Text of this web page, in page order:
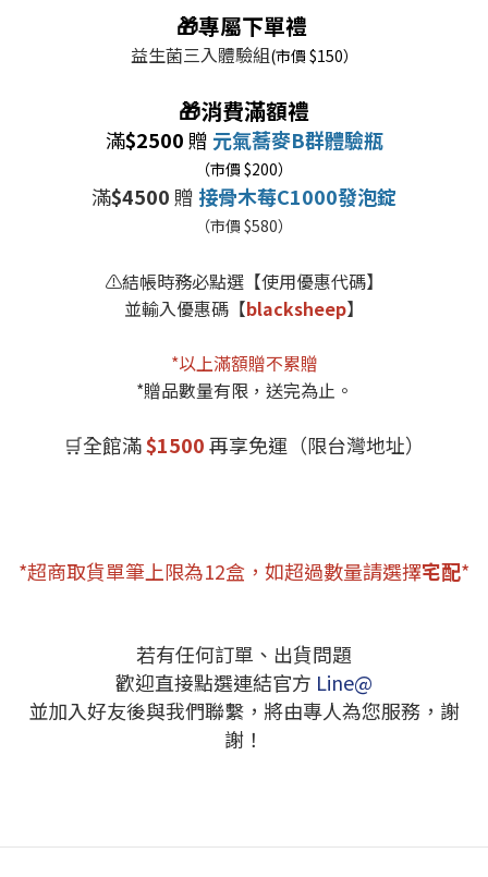
🎁專屬下單禮
益生菌三入體驗組(市價 $150）
🎁消費滿額禮
滿$2500 贈 元氣蕎麥B群體驗瓶
（市價 $200）
滿$4500 贈 接骨木莓C1000發泡錠
（市價 $580）
⚠️結帳時務必點選【使用優惠代碼】
並輸入優惠碼【blacksheep】
*以上滿額贈不累贈
*贈品數量有限，送完為止。
🛒全館滿$1500再享免運（限台灣地址）
*超商取貨單筆上限為12盒， 如超過數量請選擇宅配*
若有任何訂單、出貨問題
歡迎直接點選連結官方 Line@
並加入好友後與我們聯繫，將由專人為您服務，謝
謝！